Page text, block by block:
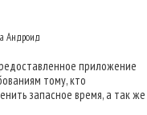
Андроид
приложение
тому, кто
запасное время, а так же